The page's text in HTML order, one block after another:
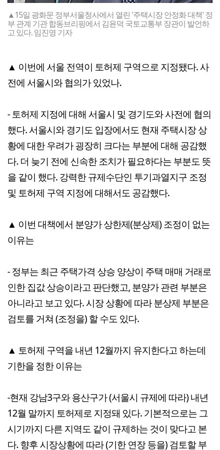
▲15일 광화문 정부서울청사에서 열린 '주택시장 안정화 대책' 정
부 관계 기관 합동브리핑에서 김윤덕 국토교통부 장관이 발언하
고 있다. 임진영 기자
▲ 이번에 서울 전역이 토허제 구역으로 지정됐다. 사
전에 서울시와 협의가 있었나.
- 토허제 지정에 대해 서울시 및 경기도와 사전에 협의
했다. 서울시와 경기도 입장에서도 현재 주택시장 상
황에 대한 우려가 굉장히 크다는 부분에 대해 공감했
다. 더 늦기 전에 신속한 조치가 필요하다는 부분도 뜻
을 같이 했다. 강력한 규제수단인 투기과열지구 조정
및 토허제 구역 지정에 대해서도 공감했다.
▲ 이번 대책에서 분양가 상한제(분상제) 조정이 없는
이유는
- 정부는 최근 주택가격 상승 양상이 주택 매매 거래로
인한 집값 상승이라고 판단했고, 분양가 관련 부분은
아니라고 보고 있다. 시장 상황에 따라 분상제 부분은
검토를 거쳐 (조정을) 할 수도 있다.
▲ 토허제 구역을 내년 12월까지 유지한다고 하는데
기한을 정한 이유는
-현재 강남3구와 용산구가 (서울시 규제에 따라) 내년
12월 말까지 토허제로 지정돼 있다. 기본적으로는 그
시기까지 다른 지역도 같이 규제하는 것이 맞다고 본
다. 향후 시장상황에 따라 (기한 연장 등을) 검토할 부